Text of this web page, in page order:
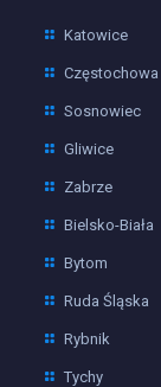
Katowice
Częstochowa
Sosnowiec
Gliwice
Zabrze
Bielsko-Biała
Bytom
Ruda Śląska
Rybnik
Tychy